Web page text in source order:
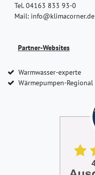
Tel. 04163 833 93-0
Mail: info@klimacorner.de
Partner-Websites
Warmwasser-experte
Wärmepumpen-Regional